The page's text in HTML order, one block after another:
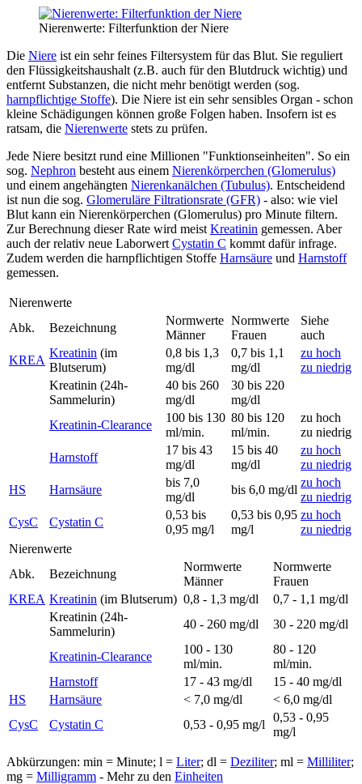
Nierenwerte: Filterfunktion der Niere
Die Niere ist ein sehr feines Filtersystem für das Blut. Sie reguliert
den Flüssigkeitshaushalt (z.B. auch für den Blutdruck wichtig) und
entfernt Substanzen, die nicht mehr benötigt werden (sog.
harnpflichtige Stoffe). Die Niere ist ein sehr sensibles Organ - schon
kleine Schädigungen können große Folgen haben. Insofern ist es
ratsam, die Nierenwerte stets zu prüfen.
Jede Niere besitzt rund eine Millionen "Funktionseinheiten". So ein
sog. Nephron besteht aus einem Nierenkörperchen (Glomerulus)
und einem angehängten Nierenkanälchen (Tubulus). Entscheidend
ist nun die sog. Glomeruläre Filtrationsrate (GFR) - also: wie viel
Blut kann ein Nierenkörperchen (Glomerulus) pro Minute filtern.
Zur Berechnung dieser Rate wird meist Kreatinin gemessen. Aber
auch der relativ neue Laborwert Cystatin C kommt dafür infrage.
Zudem werden die harnpflichtigen Stoffe Harnsäure und Harnstoff
gemessen.
Nierenwerte
Abk.
Bezeichnung
Normwerte
Männer
Normwerte
Frauen
Siehe
auch
KREA
Kreatinin (im
Blutserum)
0,8 bis 1,3
mg/dl
0,7 bis 1,1
mg/dl
zu hoch
zu niedrig
Kreatinin (24h-
Sammelurin)
40 bis 260
mg/dl
30 bis 220
mg/dl
Kreatinin-Clearance
100 bis 130
ml/min.
80 bis 120
ml/min.
zu hoch
zu niedrig
Harnstoff
17 bis 43
mg/dl
15 bis 40
mg/dl
zu hoch
zu niedrig
HS
Harnsäure
bis 7,0
mg/dl
bis 6,0 mg/dl
zu hoch
zu niedrig
CysC
Cystatin C
0,53 bis
0,95 mg/l
0,53 bis 0,95
mg/l
zu hoch
zu niedrig
Nierenwerte
Abk.
Bezeichnung
Normwerte
Männer
Normwerte
Frauen
KREA Kreatinin (im Blutserum) 0,8 - 1,3 mg/dl
0,7 - 1,1 mg/dl
Kreatinin (24h-
Sammelurin)
40 - 260 mg/dl 30 - 220 mg/dl
Kreatinin-Clearance
100 - 130
ml/min.
80 - 120
ml/min.
Harnstoff
17 - 43 mg/dl
15 - 40 mg/dl
HS
Harnsäure < 7,0 mg/dl
< 6,0 mg/dl
CysC
Cystatin C 0,53 - 0,95 mg/l
0,53 - 0,95
mg/l
Abkürzungen: min = Minute; l = Liter; dl = Deziliter; ml = Milliliter;
mg = Milligramm - Mehr zu den Einheiten